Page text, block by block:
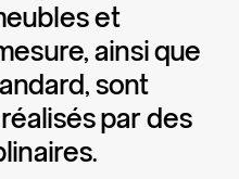
et
ainsique
sont
réaliséspardes